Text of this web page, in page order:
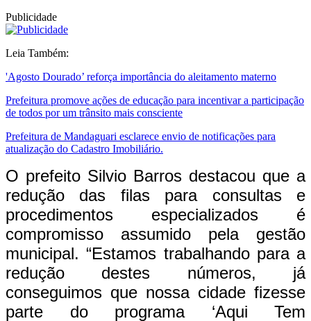
Publicidade
Leia Também:
'Agosto Dourado’ reforça importância do aleitamento materno
Prefeitura promove ações de educação para incentivar a participação
de todos por um trânsito mais consciente
Prefeitura de Mandaguari esclarece envio de notificações para
atualização do Cadastro Imobiliário.
O prefeito Silvio Barros destacou que a
redução das filas para consultas e
procedimentos especializados é
compromisso assumido pela gestão
municipal. “Estamos trabalhando para a
redução destes números, já
conseguimos que nossa cidade fizesse
parte do programa ‘Aqui Tem